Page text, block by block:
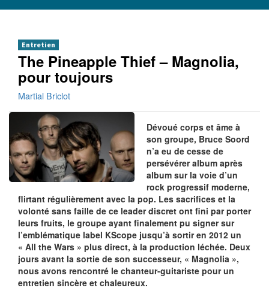
Entretien
The Pineapple Thief – Magnolia,
pour toujours
Martial Briclot
Dévoué corps et âme à
son groupe, Bruce Soord
n’a eu de cesse de
persévérer album après
album sur la voie d’un
rock progressif moderne,
flirtant régulièrement avec la pop. Les sacrifices et la
volonté sans faille de ce leader discret ont fini par porter
leurs fruits, le groupe ayant finalement pu signer sur
l’emblématique label KScope jusqu’à sortir en 2012 un
« All the Wars » plus direct, à la production léchée. Deux
jours avant la sortie de son successeur, « Magnolia »,
nous avons rencontré le chanteur-guitariste pour un
entretien sincère et chaleureux.